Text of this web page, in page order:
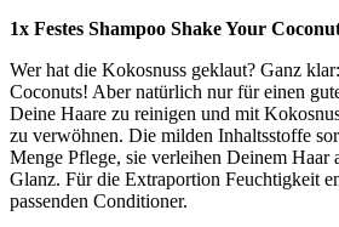
1x Festes Shampoo Shake Your
Wer hat die Kokosnuss geklaut? Ganz
Coconuts! Aber natürlich nur für einen
Deine Haare zu reinigen und mit
zu verwöhnen. Die milden Inhaltsstoffe
Menge Pflege, sie verleihen Deinem Haar
Glanz. Für die Extraportion Feuchtigkeit
passenden Conditioner.